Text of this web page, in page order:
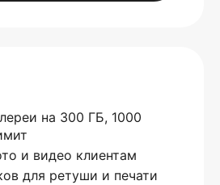
на 300 ГБ, 1000
и видео клиентам
для ретуши и печати